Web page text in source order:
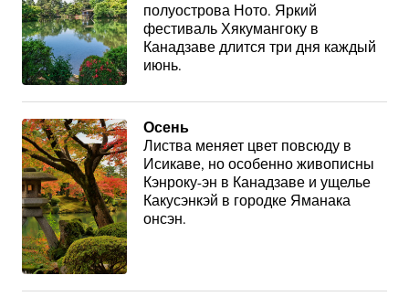
полуострова Ното. Яркий
фестиваль Хякумангоку в
Канадзаве длится три дня каждый
июнь.
Осень
Листва меняет цвет повсюду в
Исикаве, но особенно живописны
Кэнроку-эн в Канадзаве и ущелье
Какусэнкэй в городке Яманака
онсэн.